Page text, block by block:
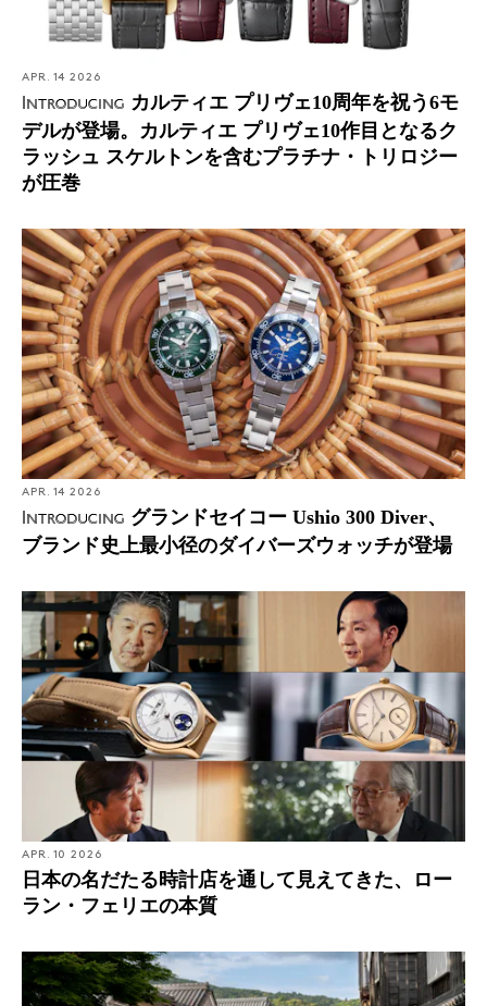
APR. 14 2026
Introducing カルティエ プリヴェ10周年を祝う6モ
デルが登場。カルティエ プリヴェ10作目となるク
ラッシュ スケルトンを含むプラチナ・トリロジー
が圧巻
APR. 14 2026
Introducing グランドセイコー Ushio 300 Diver、
ブランド史上最小径のダイバーズウォッチが登場
APR. 10 2026
日本の名だたる時計店を通して見えてきた、ロー
ラン・フェリエの本質